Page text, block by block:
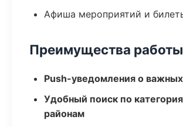
Афиша мероприятий и
Преимущества
Push-уведомления о
Удобный поиск по
районам